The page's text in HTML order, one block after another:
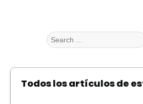
Search
Todos los artículos de